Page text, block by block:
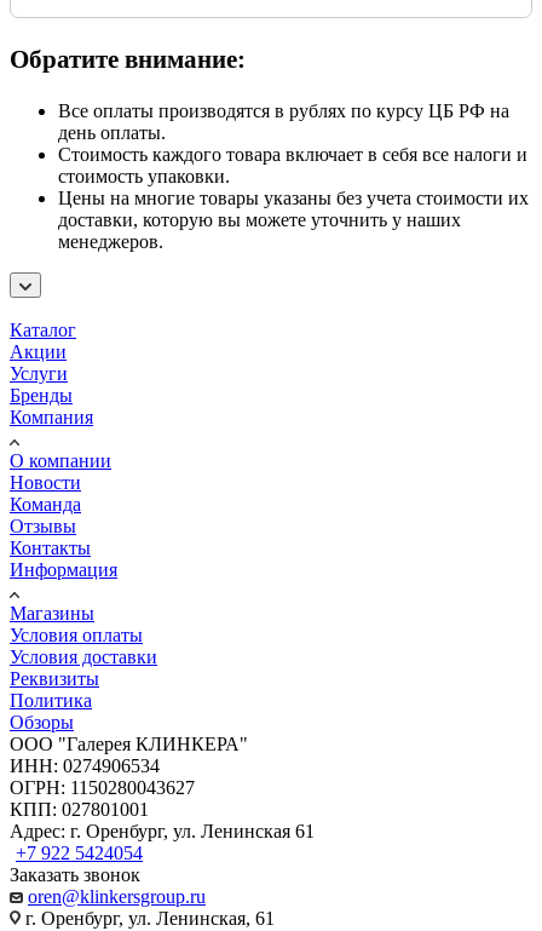
Обратите внимание:
Все оплаты производятся в рублях по курсу ЦБ РФ на
день оплаты.
Стоимость каждого товара включает в себя все налоги и
стоимость упаковки.
Цены на многие товары указаны без учета стоимости их
доставки, которую вы можете уточнить у наших
менеджеров.
Каталог
Акции
Услуги
Бренды
Компания
О компании
Новости
Команда
Отзывы
Контакты
Информация
Магазины
Условия оплаты
Условия доставки
Реквизиты
Политика
Обзоры
ООО "Галерея КЛИНКЕРА"
ИНН: 0274906534
ОГРН: 1150280043627
КПП: 027801001
Адрес: г. Оренбург, ул. Ленинская 61
+7 922 5424054
Заказать звонок
oren@klinkersgroup.ru
г. Оренбург, ул. Ленинская, 61